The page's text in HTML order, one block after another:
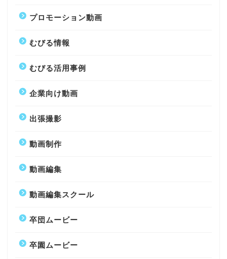
プロモーション動画
むびる情報
むびる活用事例
企業向け動画
出張撮影
動画制作
動画編集
動画編集スクール
卒団ムービー
卒園ムービー